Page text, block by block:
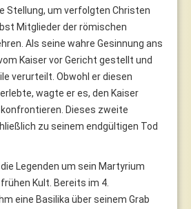
Stellung, um verfolgten Christen
Mitglieder der römischen
Als seine wahre Gesinnung ans
Kaiser vor Gericht gestellt und
verurteilt. Obwohl er diesen
wagte er es, den Kaiser
Dieses zweite
zu seinem endgültigen Tod
Legenden um sein Martyrium
Kult. Bereits im 4.
eine Basilika über seinem Grab